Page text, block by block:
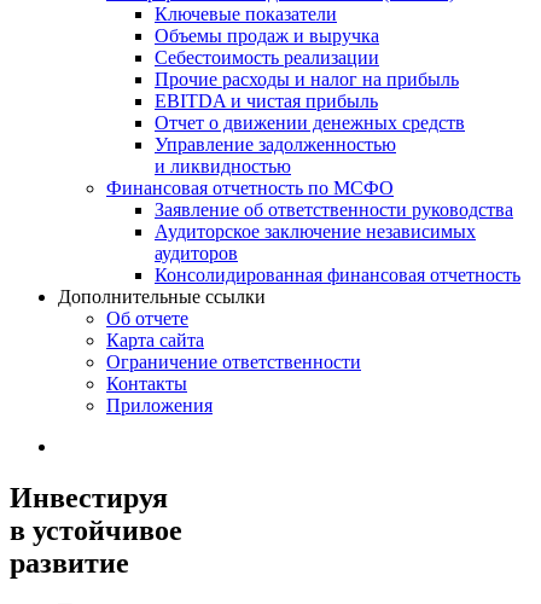
Ключевые показатели
Объемы продаж и выручка
Себестоимость реализации
Прочие расходы и налог на прибыль
EBITDA и чистая прибыль
Отчет о движении денежных средств
Управление задолженностью
и ликвидностью
Финансовая отчетность по МСФО
Заявление об ответственности руководства
Аудиторское заключение независимых
аудиторов
Консолидированная финансовая отчетность
Дополнительные ссылки
Об отчете
Карта сайта
Ограничение ответственности
Контакты
Приложения
Инвестируя
в устойчивое
развитие